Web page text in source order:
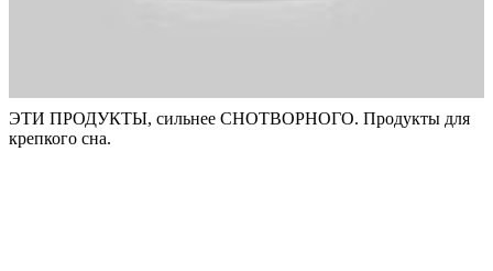
ЭТИ ПРОДУКТЫ, сильнее СНОТВОРНОГО. Продукты для
крепкого сна.